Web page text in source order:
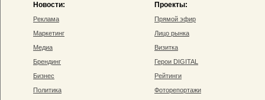
Новости:
Реклама
Маркетинг
Медиа
Брендинг
Бизнес
Политика
Проекты:
Прямой эфир
Лицо рынка
Визитка
Герои DIGITAL
Рейтинги
Фоторепортажи